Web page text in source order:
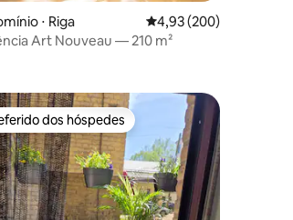
média de 5, 123 avaliações
⋅ Riga 4,93 de uma avaliação
4,93 (200)
Art Nouveau — 210 m²
os melhores preferidos dos hóspedes
dos hóspedes